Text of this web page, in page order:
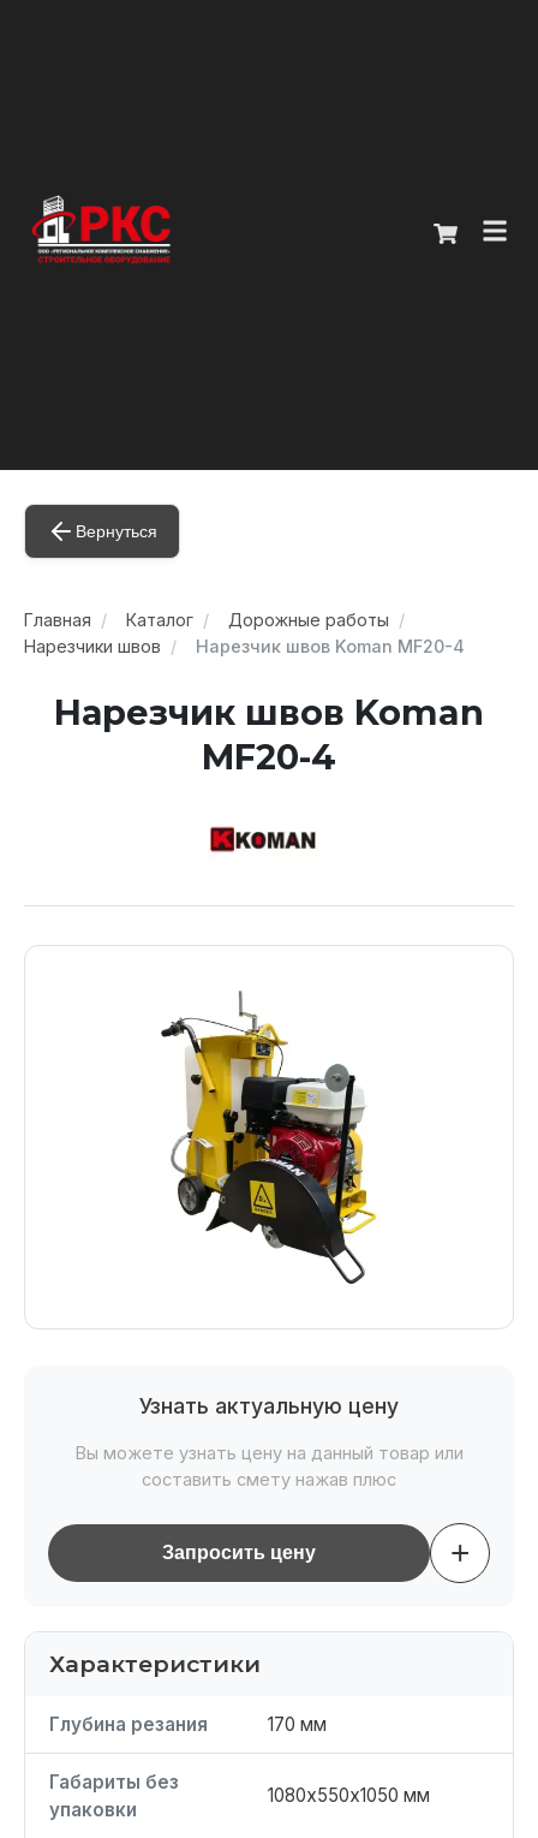
+7 (914) 970-13-62
Вернуться
Главная Каталог
Дорожные работы
Нарезчики швов
Нарезчик швов Koman MF20-4
Нарезчик швов Koman
MF20-4
Узнать актуальную цену
Вы можете узнать цену на данный товар или
составить смету нажав плюс
Запросить цену +
Характеристики
Глубина резания 170 мм
Габариты без
упаковки
1080х550х1050 мм